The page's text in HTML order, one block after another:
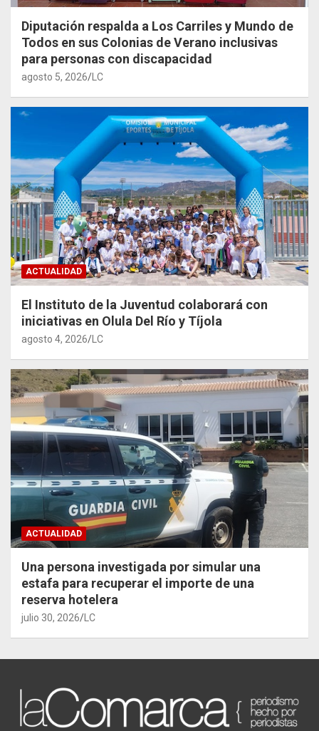
Diputación respalda a Los Carriles y Mundo de
Todos en sus Colonias de Verano inclusivas
para personas con discapacidad
agosto 5, 2026 LC
ACTUALIDAD
El Instituto de la Juventud colaborará con
iniciativas en Olula Del Río y Tíjola
agosto 4, 2026 LC
ACTUALIDAD
Una persona investigada por simular una
estafa para recuperar el importe de una
reserva hotelera
julio 30, 2026 LC